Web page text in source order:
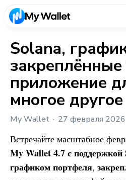
Back
My Wallet Tips
Solana,
приложение
многое другое
My Wallet 27 февраля 2026
Встречайте масштабное
My Wallet4.7 с поддержкой
графиком портфеля,